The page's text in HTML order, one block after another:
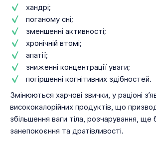
хандрі;
поганому сні;
зменшенні активності;
хронічній втомі;
апатії;
зниженні концентрації уваги;
погіршенні когнітивних здібностей.
Змінюються харчові звички, у раціоні
висококалорійних продуктів, що
збільшення ваги тіла, розчарування, ще
занепокоєння та дратівливості.